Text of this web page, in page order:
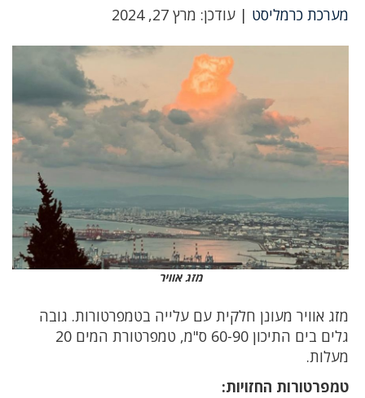
מערכת כרמליסט | עודכן: מרץ 27, 2024
מזג אוויר
מזג אוויר מעונן חלקית עם עלייה בטמפרטורות. גובה
גלים בים התיכון 60-90 ס"מ, טמפרטורת המים 20
מעלות.
טמפרטורות החזויות: